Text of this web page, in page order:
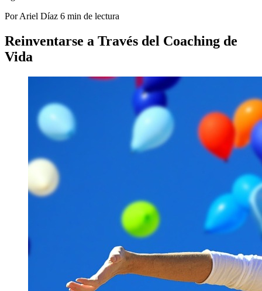
Por Ariel Díaz 6 min de lectura
Reinventarse a Través del Coaching de
Vida